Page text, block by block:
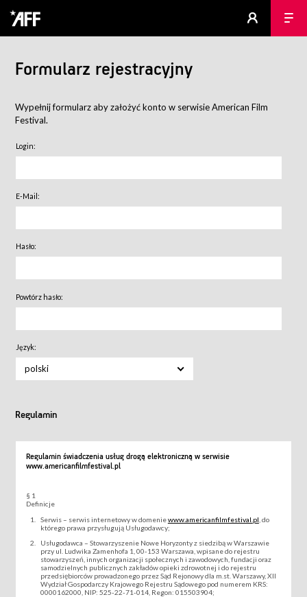
Formularz rejestracyjny
Wypełnij formularz aby założyć konto w serwisie American Film
Festival.
Login:
E-Mail:
Hasło:
Powtórz hasło:
Język:
polski
Regulamin
Regulamin świadczenia usług drogą elektroniczną w serwisie
www.americanfilmfestival.pl
§ 1
Definicje
Serwis – serwis internetowy w domeniewww.americanfilmfestival.pl , do
którego prawa przysługują Usługodawcy;
Usługodawca – Stowarzyszenie Nowe Horyzonty z siedzibą w Warszawie
przy ul. Ludwika Zamenhofa 1, 00-153 Warszawa, wpisane do rejestru
stowarzyszeń, innych organizacji społecznych i zawodowych, fundacji oraz
samodzielnych publicznych zakładów opieki zdrowotnej i do rejestru
przedsiębiorców prowadzonego przez Sąd Rejonowy dla m.st. Warszawy, XII
Wydział Gospodarczy Krajowego Rejestru Sądowego pod numerem KRS:
0000162000, NIP: 525-22-71-014, Regon: 015503904;